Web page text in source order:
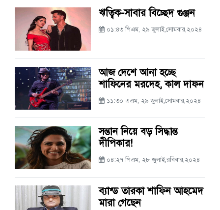
ঋত্বিক-সাবার বিচ্ছেদ গুঞ্জন
০১:৪৩ পিএম, ২৯ জুলাই,সোমবার,২০২৪
আজ দেশে আনা হচ্ছে
শাফিনের মরদেহ, কাল দাফন
১১:৩০ এএম, ২৯ জুলাই,সোমবার,২০২৪
সন্তান নিয়ে বড় সিদ্ধান্ত
দীপিকার!
০৪:২৭ পিএম, ২৮ জুলাই,রবিবার,২০২৪
ব্যান্ড তারকা শাফিন আহমেদ
মারা গেছেন